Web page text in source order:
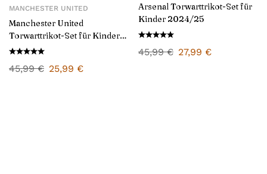
MANCHESTER UNITED
Manchester United
Torwarttrikot-Set für Kinder
2024/25
45,99€ 25,99 €
Arsenal Torwarttrikot-Set für
Kinder 2024/25
45,99€ 27,99 €